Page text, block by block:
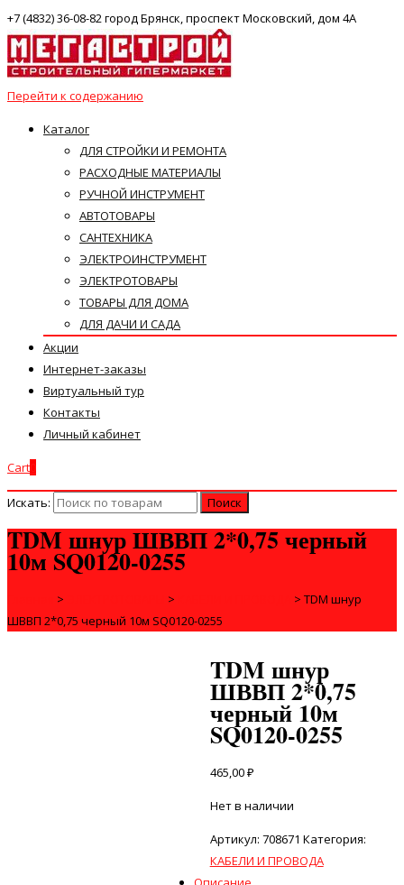
+7 (4832) 36-08-82 город Брянск, проспект Московский, дом 4А
Перейти к содержанию
Каталог
ДЛЯ СТРОЙКИ И РЕМОНТА
РАСХОДНЫЕ МАТЕРИАЛЫ
РУЧНОЙ ИНСТРУМЕНТ
АВТОТОВАРЫ
САНТЕХНИКА
ЭЛЕКТРОИНСТРУМЕНТ
ЭЛЕКТРОТОВАРЫ
ТОВАРЫ ДЛЯ ДОМА
ДЛЯ ДАЧИ И САДА
Акции
Интернет-заказы
Виртуальный тур
Контакты
Личный кабинет
Cart
Искать:
TDM шнур ШВВП 2*0,75 черный
10м SQ0120-0255
> > > TDM шнур
ШВВП 2*0,75 черный 10м SQ0120-0255
TDM шнур
ШВВП 2*0,75
черный 10м
SQ0120-0255
465,00₽
Нет в наличии
Артикул: 708671 Категория:
КАБЕЛИ И ПРОВОДА